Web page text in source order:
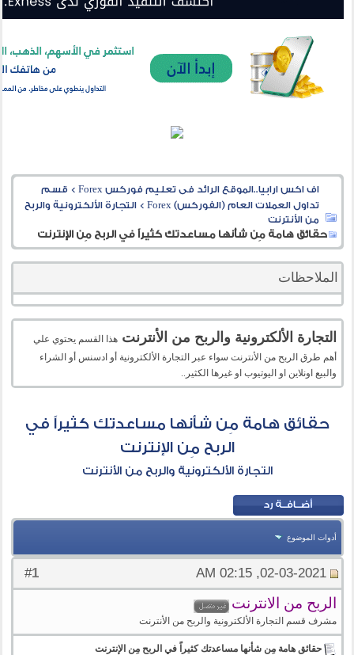
اف اكس ارابيا..الموقع الرائد فى تعليم فوركس Forex > قسم
تداول العملات العام (الفوركس) Forex
>التجارة الألكترونية والربح
من الأنترنت
حقائق هامة مِن شأنها مساعدتك كثيراً في الربح مِن الإنترنت
الملاحظات
التجارة الألكترونية والربح من الأنترنت هذا القسم يحتوي علي
أهم طرق الربح من الأنترنت سواء عبر التجارة الألكترونية أو ادسنس أو الشراء
والبيع اونلاين او اليوتيوب او غيرها الكثير..
حقائق هامة مِن شأنها مساعدتك كثيراً في
الربح مِن الإنترنت
التجارة الألكترونية والربح من الأنترنت
أدوات الموضوع
#
1 02-03-2021, 02:15 AM
الربح من الانترنت
مشرف قسم التجارة الألكترونية والربح من الأنترنت
حقائق هامة مِن شأنها مساعدتك كثيراً في الربح مِن الإنترنت